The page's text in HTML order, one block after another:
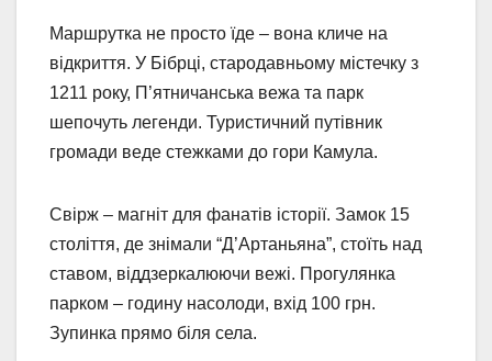
Маршрутка не просто їде – вона кличе на
відкриття. У Бібрці, стародавньому містечку з
1211 року, П’ятничанська вежа та парк
шепочуть легенди. Туристичний путівник
громади веде стежками до гори Камула.
Свірж – магніт для фанатів історії. Замок 15
століття, де знімали “Д’Артаньяна”, стоїть над
ставом, віддзеркалюючи вежі. Прогулянка
парком – годину насолоди, вхід 100 грн.
Зупинка прямо біля села.